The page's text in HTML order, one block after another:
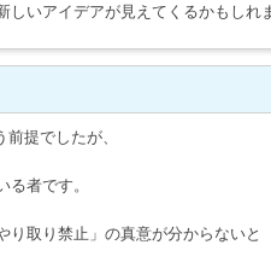
しいアイデアが見えてくるかもしれ
提でしたが、
者です。
り取り禁止」の真意が分からないと